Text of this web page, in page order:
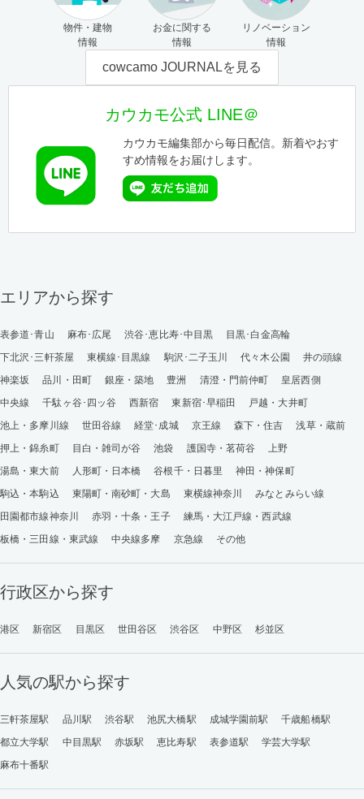
物件・建物
情報
お金に関する
情報
リノベーション
情報
cowcamo JOURNALを見る
カウカモ公式 LINE＠
カウカモ編集部から毎日配信。新着やおす
すめ情報をお届けします。
エリアから探す
表参道･青山 麻布･広尾 渋谷･恵比寿･中目黒
目黒･白金高輪
下北沢･三軒茶屋
東横線･目黒線 駒沢･二子玉川 代々木公園
井の頭線
神楽坂
品川・田町 銀座・築地 豊洲 清澄・門前仲町
皇居西側
中央線
千駄ヶ谷･四ッ谷 西新宿 東新宿･早稲田
戸越・大井町
池上・多摩川線
世田谷線 経堂･成城 京王線 森下・住吉
浅草・蔵前
押上・錦糸町
目白・雑司が谷 池袋 護国寺・茗荷谷
上野
湯島・東大前
人形町・日本橋 谷根千・日暮里
神田・神保町
駒込・本駒込
東陽町・南砂町・大島 東横線神奈川
みなとみらい線
田園都市線神奈川
赤羽・十条・王子
練馬・大江戸線・西武線
板橋・三田線・東武線
中央線多摩 京急線 その他
行政区から探す
港区 新宿区 目黒区 世田谷区 渋谷区 中野区 杉並区
人気の駅から探す
三軒茶屋駅 品川駅 渋谷駅 池尻大橋駅 成城学園前駅
千歳船橋駅
都立大学駅
中目黒駅 赤坂駅 恵比寿駅 表参道駅
学芸大学駅
麻布十番駅